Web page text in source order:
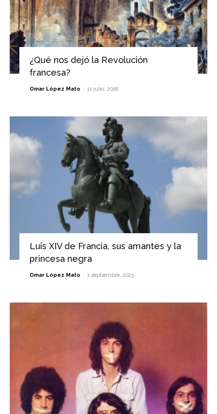
¿Qué nos dejó la Revolución
francesa?
Omar López Mato - 11 julio, 2018
Luis XIV de Francia, sus amantes y la
princesa negra
Omar López Mato - 1 septiembre, 2023